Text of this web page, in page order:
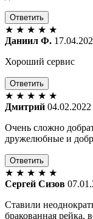
Ответить
★ ★ ★ ★ ★
Даниил Ф.
Хороший сервис
Ответить
★ ★ ★ ★ ★
Дмитрий 04.02.2022
Очень сложно
дружелюбные и
Ответить
★ ★ ★ ★ ★
Сергей Сизов
Ставили
бракованная рейка,